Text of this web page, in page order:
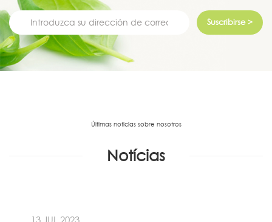
Suscribirse >
Últimas noticias sobre nosotros
Notícias
13 JUL 2023